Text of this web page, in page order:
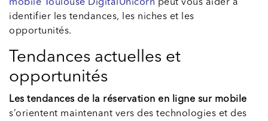
mobile Toulouse DigitalUnicorn peut vous aider à
identifier les tendances, les niches et les
opportunités.
Tendances actuelles et
opportunités
Les tendances de la réservation en ligne sur mobile
s’orientent maintenant vers des technologies et des